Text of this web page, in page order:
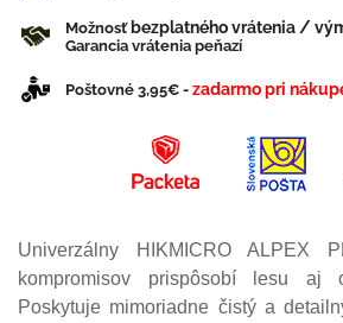
Možnosťbezplatného vrátenia /
Garancia vrátenia peňazí
Poštovné 3,95€ - zadarmo pri
Univerzálny HIKMICRO ALPEX
kompromisov prispôsobí lesu aj
Poskytuje mimoriadne čistý a